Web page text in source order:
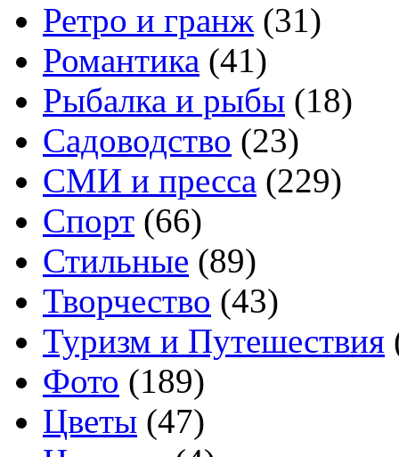
Ретро и гранж (31)
Романтика (41)
Рыбалка и рыбы (18)
Садоводство (23)
СМИ и пресса (229)
Спорт (66)
Стильные (89)
Творчество (43)
Туризм и Путешествия
Фото (189)
Цветы (47)